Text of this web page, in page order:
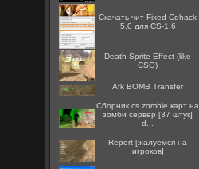
Скачать чит Fixed Cdhack
5.0 для CS-1.6
Death Sprite Effect (like
CSO)
Afk BOMB Transfer
Сборник cs zombie карт на
зомби сервер [37 штук]
d...
Report [жалуемся на
игроков]